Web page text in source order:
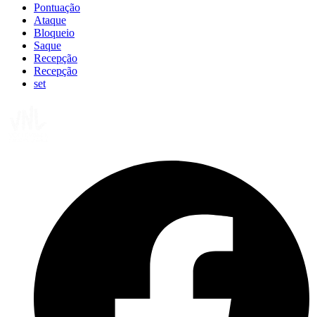
Pontuação
Ataque
Bloqueio
Saque
Recepção
Recepção
set